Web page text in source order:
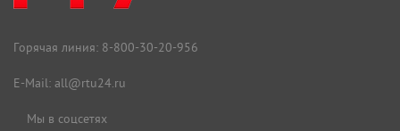
Горячая линия: 8-800-30-20-956
E-Mail: all@rtu24.ru
Мы в соцсетях